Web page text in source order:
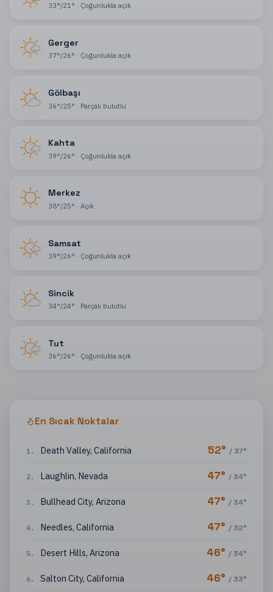
33°/21° · Çoğunlukla açık
Gerger
37°/26° · Çoğunlukla açık
Gölbaşı
36°/25° · Parçalı bulutlu
Kahta
39°/26° · Çoğunlukla açık
Merkez
38°/25° · Açık
Samsat
39°/26° · Çoğunlukla açık
Sincik
34°/24° · Parçalı bulutlu
Tut
36°/26° · Çoğunlukla açık
En Sıcak Noktalar
1 . Death Valley, California 52° / 37°
2. Laughlin, Nevada 47° / 34°
3 . Bullhead City, Arizona 47° / 34°
4. Needles, California 47° / 32°
5. Desert Hills, Arizona 46° / 34°
6. Salton City, California 46° / 33°